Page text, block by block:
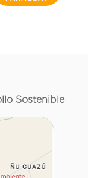
Sostenible